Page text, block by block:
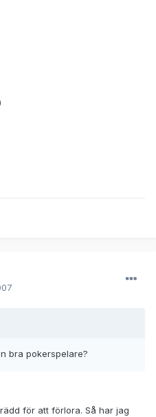
bra pokerspelare?
för att förlora. Så har jag